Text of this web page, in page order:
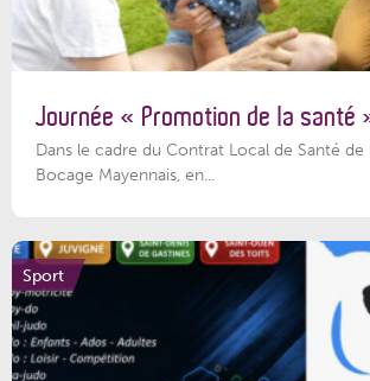
Journée « Promotion de la santé
Dans le cadre du Contrat Local de Santé de
Bocage Mayennais, en...
Sport